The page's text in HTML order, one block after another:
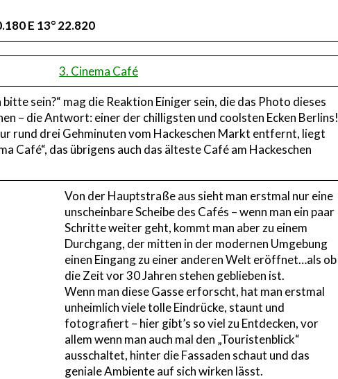
E 13° 22.820
3. Cinema Café
bitte sein?“ mag die Reaktion Einiger sein, die das Photo dieses
– die Antwort: einer der chilligsten und coolsten Ecken Berlins!
rund drei Gehminuten vom Hackeschen Markt entfernt, liegt
Café“, das übrigens auch das älteste Café am Hackeschen
Von der Hauptstraße aus sieht man erstmal nur eine
unscheinbare Scheibe des Cafés – wenn man ein paar
Schritte weiter geht, kommt man aber zu einem
Durchgang, der mitten in der modernen Umgebung
einen Eingang zu einer anderen Welt eröffnet…als ob
die Zeit vor 30 Jahren stehen geblieben ist.
Wenn man diese Gasse erforscht, hat man erstmal
unheimlich viele tolle Eindrücke, staunt und
fotografiert – hier gibt’s so viel zu Entdecken, vor
allem wenn man auch mal den „Touristenblick“
ausschaltet, hinter die Fassaden schaut und das
geniale Ambiente auf sich wirken lässt.